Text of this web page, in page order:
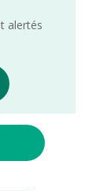
alertés